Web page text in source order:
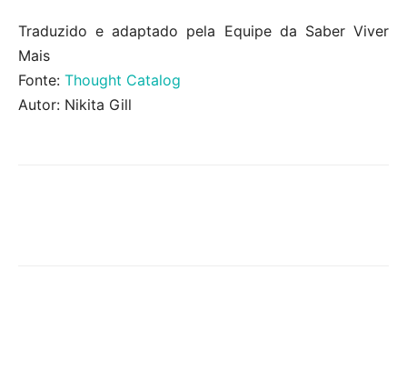
Traduzido e adaptado pela Equipe da Saber Viver
Mais
Fonte: Thought Catalog
Autor: Nikita Gill